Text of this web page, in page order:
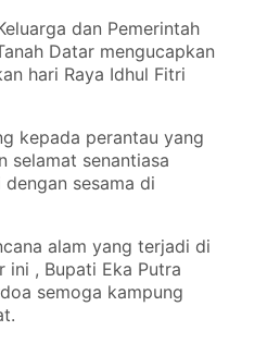
dan Pemerintah
Datar mengucapkan
hari Raya Idhul Fitri
kepada perantau yang
selamat senantiasa
sesama di
alam yang terjadi di
ini , Bupati Eka Putra
semoga kampung